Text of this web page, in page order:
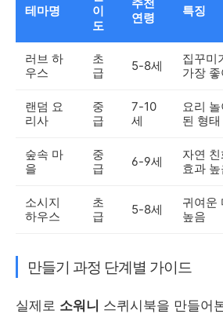
테마명
이
도
연령
특징
러브 하
우스
초
급
5-8세
집꾸미
가장
랜덤 요
리사
중
급
7-10
세
요리
된 형태
숲속 마
을
중
급
6-9세
자연
효과 높
소시지
하우스
초
급
5-8세
귀여운
높음
만들기 과정 단계별 가이드
실제로 소워니 스퀴시북을 만들어